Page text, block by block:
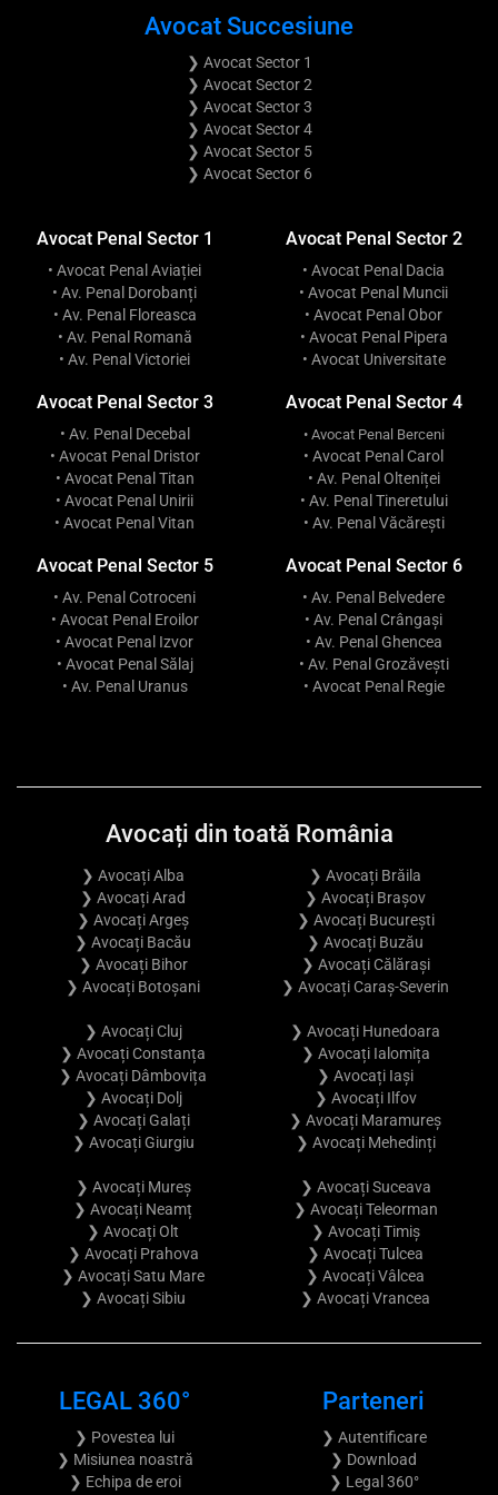
Avocat Succesiune
❯ Avocat Sector 1
❯ Avocat Sector 2
❯ Avocat Sector 3
❯ Avocat Sector 4
❯ Avocat Sector 5
❯ Avocat Sector 6
Avocat Penal Sector 1
• Avocat Penal Aviației
• Av. Penal Dorobanți
• Av. Penal Floreasca
• Av. Penal Romană
• Av. Penal Victoriei
Avocat Penal Sector 2
• Avocat Penal Dacia
• Avocat Penal Muncii
• Avocat Penal Obor
• Avocat Penal Pipera
• Avocat Universitate
Avocat Penal Sector 3
• Av. Penal Decebal
• Avocat Penal Dristor
• Avocat Penal Titan
• Avocat Penal Unirii
• Avocat Penal Vitan
Avocat Penal Sector 4
• Avocat Penal Berceni
• Avocat Penal Carol
• Av. Penal Olteniței
• Av. Penal Tineretului
• Av. Penal Văcărești
Avocat Penal Sector 5
• Av. Penal Cotroceni
• Avocat Penal Eroilor
• Avocat Penal Izvor
• Avocat Penal Sălaj
• Av. Penal Uranus
Avocat Penal Sector 6
• Av. Penal Belvedere
• Av. Penal Crângași
• Av. Penal Ghencea
• Av. Penal Grozăvești
• Avocat Penal Regie
Avocați din toată România
❯ Avocați Alba
❯ Avocați Arad
❯ Avocați Argeș
❯ Avocați Bacău
❯ Avocați Bihor
❯ Avocați Botoșani
❯ Avocați Brăila
❯ Avocați Brașov
❯ Avocați București
❯ Avocați Buzău
❯ Avocați Călărași
❯ Avocați Caraș-Severin
❯ Avocați Cluj
❯ Avocați Constanța
❯ Avocați Dâmbovița
❯ Avocați Dolj
❯ Avocați Galați
❯ Avocați Giurgiu
❯ Avocați Hunedoara
❯ Avocați Ialomița
❯ Avocați Iași
❯ Avocați Ilfov
❯ Avocați Maramureș
❯ Avocați Mehedinți
❯ Avocați Mureș
❯ Avocați Neamț
❯ Avocați Olt
❯ Avocați Prahova
❯ Avocați Satu Mare
❯ Avocați Sibiu
❯ Avocați Suceava
❯ Avocați Teleorman
❯ Avocați Timiș
❯ Avocați Tulcea
❯ Avocați Vâlcea
❯ Avocați Vrancea
LEGAL 360°
❯ Povestea lui
❯ Misiunea noastră
❯ Echipa de eroi
Parteneri
❯ Autentificare
❯ Download
❯ Legal 360°